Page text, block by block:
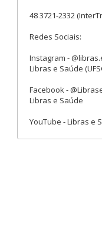
48 3721-2332
Redes Sociais:
Instagram -
Libras e Saúde
Facebook -
Libras e Saúde
YouTube - Libras e